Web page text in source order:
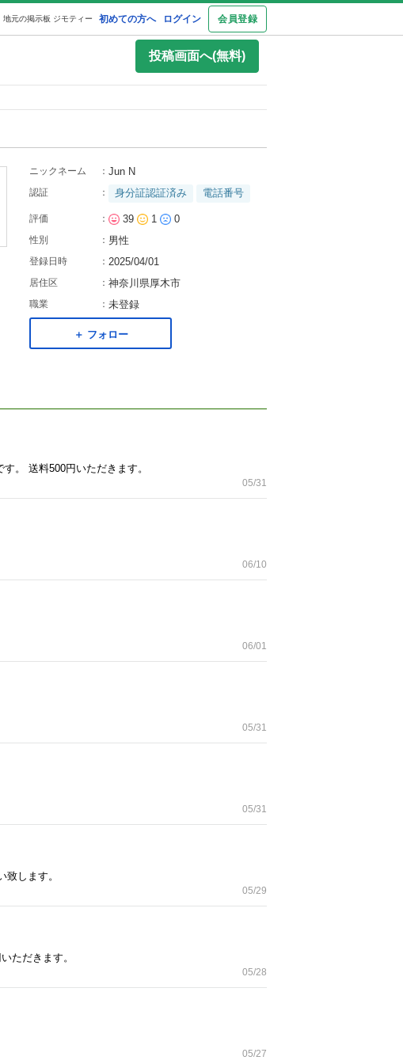
初めての方へ ログイン 会員登録
地元の掲示板 ジモティー
投稿画面へ(無料)
ニックネーム ： Jun N
認証 ： 身分証認証済み 電話番号
評価 ： 39 1 0
性別 ： 男性
登録日時 ： 2025/04/01
居住区 ： 神奈川県厚木市
職業 ： 未登録
＋ フォロー
。 送料500円いただきます。
05/31
06/10
06/01
05/31
05/31
します。
05/29
ただきます。
05/28
05/27